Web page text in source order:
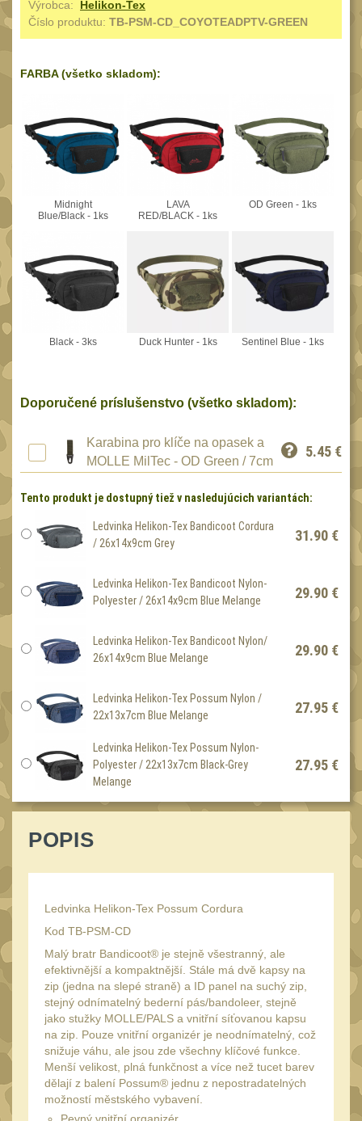
Reklamácia
Kontakty
Stav
BRAŠNY A TAŠKY (1185)
Speciální přepravní
tašky40
Ledvinky59
Duffle bagy
Organizéry167
Odhazováky 39
Speciální pouzdra I
Speciální pouzdra II33
Pouzdra na láhev 42
potřeby
Pouzdra na
lékárničku 46
Pouzdra na
elektroniku67
suchý zip
95
Pouzdra na svítilny
Cestovné púzdra29
Doplňky 376
vycpávky10
Karabiny a přezky
Nášivky105
Samonavíjecí držáky
Zámky1
Nepromokavý potahy a
vaky
Adaptéry32
Taktická pera 4
Láhve
Výrobca: Helikon-Tex
Číslo produktu: TB-PSM-CD_COYOTEADPTV-GREEN
FARBA (všetko skladom):
Midnight
Blue/Black - 1ks
LAVA
RED/BLACK - 1ks
OD Green - 1ks
Black - 3ks Duck Hunter - 1ks Sentinel Blue - 1ks
Doporučené príslušenstvo (všetko skladom):
Karabina pro klíče na opasek a
MOLLE MilTec - OD Green / 7cm
5.45 €
Tento produkt je dostupný tiež v nasledujúcich variantách:
Ledvinka Helikon-Tex Bandicoot Cordura
/ 26x14x9cm Grey
31.90 €
Ledvinka Helikon-Tex Bandicoot Nylon-
Polyester / 26x14x9cm Blue Melange
29.90 €
Ledvinka Helikon-Tex Bandicoot Nylon/
26x14x9cm Blue Melange
29.90 €
Ledvinka Helikon-Tex Possum Nylon /
22x13x7cm Blue Melange
27.95 €
Ledvinka Helikon-Tex Possum Nylon-
Polyester / 22x13x7cm Black-Grey
Melange
27.95 €
POPIS
Ledvinka Helikon-Tex Possum Cordura
Kod TB-PSM-CD
Malý bratr Bandicoot® je stejně všestranný, ale
efektivnější a kompaktnější. Stále má dvě kapsy na
zip (jedna na slepé straně) a ID panel na suchý zip,
stejný odnímatelný bederní pás/bandoleer, stejně
jako stužky MOLLE/PALS a vnitřní síťovanou kapsu
na zip. Pouze vnitřní organizér je neodnímatelný, což
snižuje váhu, ale jsou zde všechny klíčové funkce.
Menší velikost, plná funkčnost a více než tucet barev
dělají z balení Possum® jednu z nepostradatelných
možností městského vybavení.